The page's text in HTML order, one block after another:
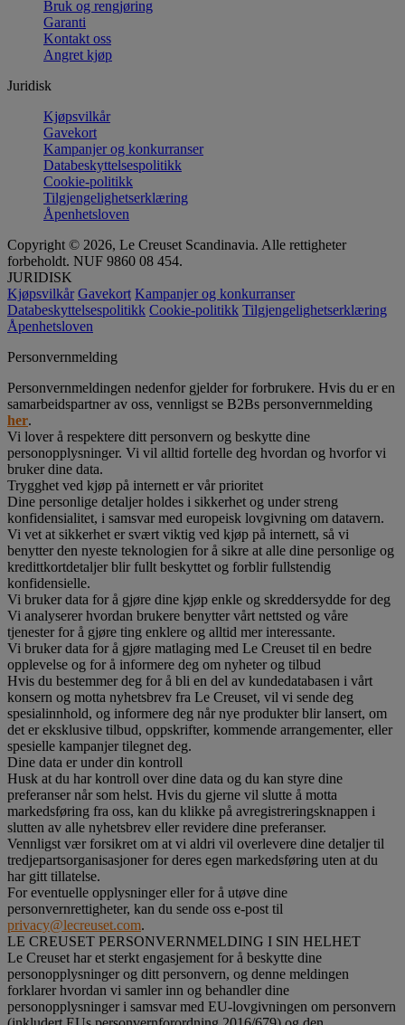
Bruk og rengjøring
Garanti
Kontakt oss
Angret kjøp
Juridisk
Kjøpsvilkår
Gavekort
Kampanjer og konkurranser
Databeskyttelsespolitikk
Cookie-politikk
Tilgjengelighetserklæring
Åpenhetsloven
Copyright © 2026, Le Creuset Scandinavia. Alle rettigheter
forbeholdt. NUF 9860 08 454.
JURIDISK
Kjøpsvilkår Gavekort Kampanjer og konkurranser
Databeskyttelsespolitikk Cookie-politikk Tilgjengelighetserklæring
Åpenhetsloven
Personvernmelding
Personvernmeldingen nedenfor gjelder for forbrukere. Hvis du er en
samarbeidspartner av oss, vennligst se B2Bs personvernmelding
her.
Vi lover å respektere ditt personvern og beskytte dine
personopplysninger. Vi vil alltid fortelle deg hvordan og hvorfor vi
bruker dine data.
Trygghet ved kjøp på internett er vår prioritet
Dine personlige detaljer holdes i sikkerhet og under streng
konfidensialitet, i samsvar med europeisk lovgivning om datavern.
Vi vet at sikkerhet er svært viktig ved kjøp på internett, så vi
benytter den nyeste teknologien for å sikre at alle dine personlige og
kredittkortdetaljer blir fullt beskyttet og forblir fullstendig
konfidensielle.
Vi bruker data for å gjøre dine kjøp enkle og skreddersydde for deg
Vi analyserer hvordan brukere benytter vårt nettsted og våre
tjenester for å gjøre ting enklere og alltid mer interessante.
Vi bruker data for å gjøre matlaging med Le Creuset til en bedre
opplevelse og for å informere deg om nyheter og tilbud
Hvis du bestemmer deg for å bli en del av kundedatabasen i vårt
konsern og motta nyhetsbrev fra Le Creuset, vil vi sende deg
spesialinnhold, og informere deg når nye produkter blir lansert, om
det er eksklusive tilbud, oppskrifter, kommende arrangementer, eller
spesielle kampanjer tilegnet deg.
Dine data er under din kontroll
Husk at du har kontroll over dine data og du kan styre dine
preferanser når som helst. Hvis du gjerne vil slutte å motta
markedsføring fra oss, kan du klikke på avregistreringsknappen i
slutten av alle nyhetsbrev eller revidere dine preferanser.
Vennligst vær forsikret om at vi aldri vil overlevere dine detaljer til
tredjepartsorganisasjoner for deres egen markedsføring uten at du
har gitt tillatelse.
For eventuelle opplysninger eller for å utøve dine
personvernrettigheter, kan du sende oss e-post til
privacy@lecreuset.com.
LE CREUSET PERSONVERNMELDING I SIN HELHET
Le Creuset har et sterkt engasjement for å beskytte dine
personopplysninger og ditt personvern, og denne meldingen
forklarer hvordan vi samler inn og behandler dine
personopplysninger i samsvar med EU-lovgivningen om personvern